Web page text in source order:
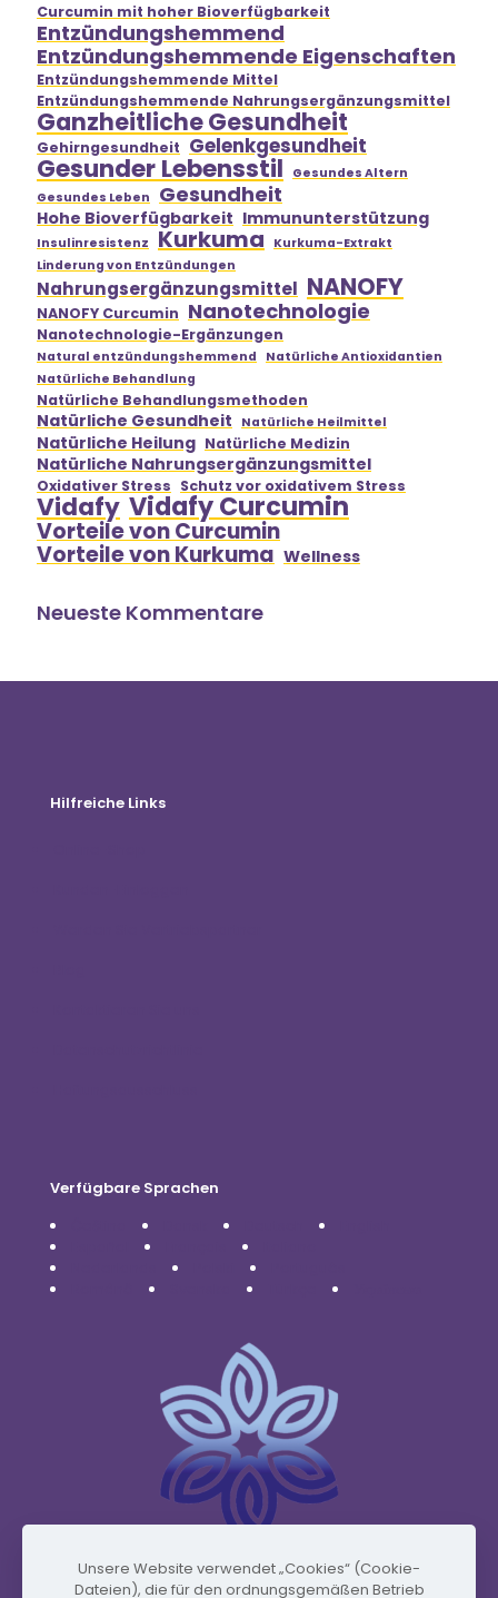
Curcumin mit hoher Bioverfügbarkeit
Entzündungshemmend
Entzündungshemmende Eigenschaften
Entzündungshemmende Mittel
Entzündungshemmende Nahrungsergänzungsmittel
Ganzheitliche Gesundheit
Gehirngesundheit Gelenkgesundheit
Gesunder Lebensstil
Gesundes Altern
Gesundes Leben
Gesundheit
Hohe Bioverfügbarkeit Immununterstützung
Insulinresistenz Kurkuma
Kurkuma-Extrakt
Linderung von Entzündungen
Nahrungsergänzungsmittel NANOFY
NANOFY Curcumin Nanotechnologie
Nanotechnologie-Ergänzungen
Natural entzündungshemmend
Natürliche Antioxidantien
Natürliche Behandlung
Natürliche Behandlungsmethoden
Natürliche Gesundheit Natürliche Heilmittel
Natürliche Heilung Natürliche Medizin
Natürliche Nahrungsergänzungsmittel
Oxidativer Stress Schutz vor oxidativem Stress
Vidafy Vidafy Curcumin
Vorteile von Curcumin
Vorteile von Kurkuma Wellness
Neueste Kommentare
Hilfreiche Links
Verfügbare Sprachen
Unsere Website verwendet „Cookies“ (Cookie-
Dateien), die für den ordnungsgemäßen Betrieb